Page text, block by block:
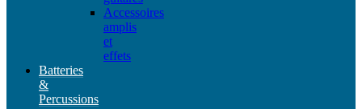
Accessoires
amplis
et
effets
Batteries
&
Percussions